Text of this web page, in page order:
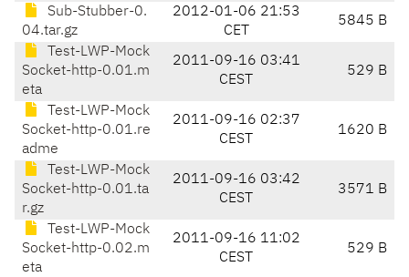
Sub-Stubber-0.
04.tar.gz
2012-01-06 21:53
CET
5845 B
Test-LWP-Mock
Socket-http-0.01.m
eta
2011-09-16 03:41
CEST
529 B
Test-LWP-Mock
Socket-http-0.01.re
adme
2011-09-16 02:37
CEST
1620 B
Test-LWP-Mock
Socket-http-0.01.ta
r.gz
2011-09-16 03:42
CEST
3571 B
Test-LWP-Mock
Socket-http-0.02.m
eta
2011-09-16 11:02
CEST
529 B